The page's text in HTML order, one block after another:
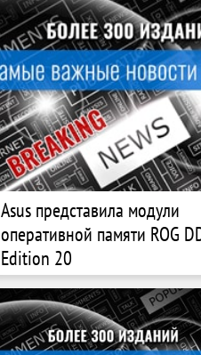
Asus представила модули
оперативной памяти ROG
Edition 20